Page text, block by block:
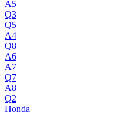
A5
Q3
Q5
A4
Q8
A6
A7
Q7
A8
Q2
Honda